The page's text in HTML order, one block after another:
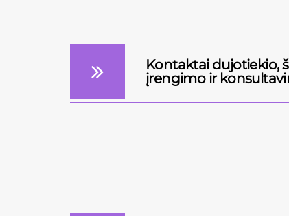
Kontaktai dujotiekio,
įrengimo ir